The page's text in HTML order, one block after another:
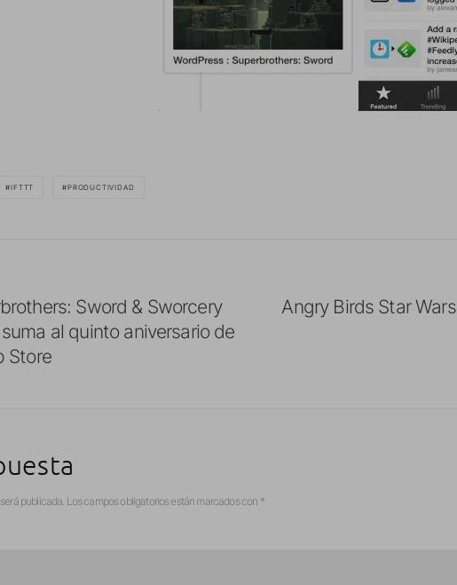
IFTTT PRODUCTIVIDAD
Sword & Sworcery
suma al quinto aniversario de
Store
Angry Birds Star
publicada. Los campos obligatorios están marcados con *